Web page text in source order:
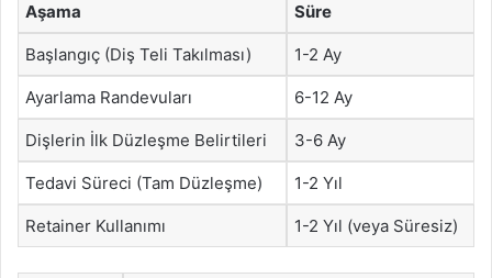
Aşama Süre
Başlangıç (Diş Teli Takılması) 1-2 Ay
Ayarlama Randevuları 6-12 Ay
Dişlerin İlk Düzleşme Belirtileri 3-6 Ay
Tedavi Süreci (Tam Düzleşme) 1-2 Yıl
Retainer Kullanımı 1-2 Yıl (veya Süresiz)